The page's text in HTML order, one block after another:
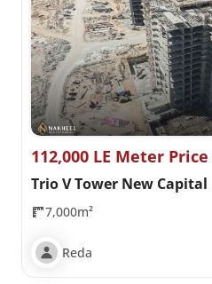
112,000 LE Meter Price
Trio V Tower New Capital
7,000m²
Reda